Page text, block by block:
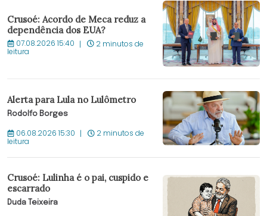
Crusoé: Acordo de Meca reduz a
dependência dos EUA?
07.08.2026 15:40 2 minutos de
leitura
Alerta para Lula no Lulômetro
Rodolfo Borges
06.08.2026 15:30 2 minutos de
leitura
Crusoé: Lulinha é o pai, cuspido e
escarrado
Duda Teixeira